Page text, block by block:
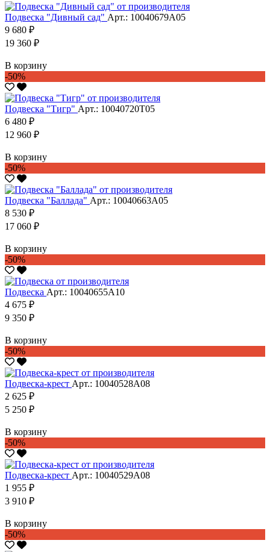
Подвеска "Дивный сад" Арт.: 10040679А05
9 680 ₽
19 360 ₽
В корзину
-50%
Подвеска "Тигр" Арт.: 10040720Т05
6 480 ₽
12 960 ₽
В корзину
-50%
Подвеска "Баллада" Арт.: 10040663А05
8 530 ₽
17 060 ₽
В корзину
-50%
Подвеска Арт.: 10040655А10
4 675 ₽
9 350 ₽
В корзину
-50%
Подвеска-крест Арт.: 10040528А08
2 625 ₽
5 250 ₽
В корзину
-50%
Подвеска-крест Арт.: 10040529А08
1 955 ₽
3 910 ₽
В корзину
-50%